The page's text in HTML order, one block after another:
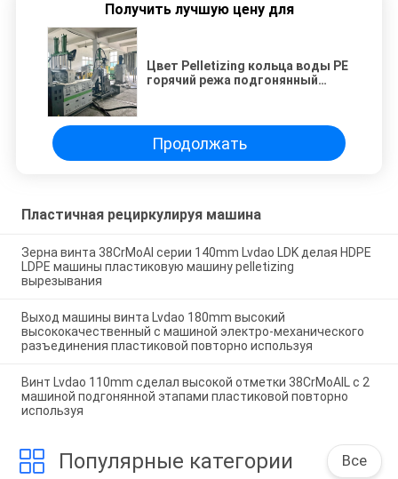
Получить лучшую цену для
Цвет Pelletizing кольца воды PE
горячий режа подгонянный
Продолжать
Пластичная рециркулируя машина
Зерна винта 38CrMoAl серии 140mm Lvdao LDK делая HDPE
LDPE машины пластиковую машину pelletizing
вырезывания
Выход машины винта Lvdao 180mm высокий
высококачественный с машиной электро-механического
разъединения пластиковой повторно используя
Винт Lvdao 110mm сделал высокой отметки 38CrMoAIL с 2
машиной подгонянной этапами пластиковой повторно
используя
Популярные категории Все